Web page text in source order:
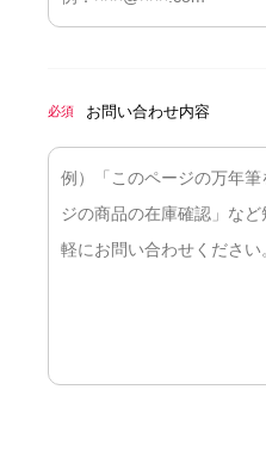
必須 お問い合わせ内容